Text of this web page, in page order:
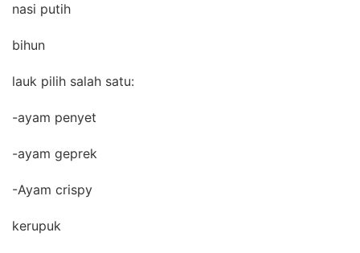
nasi putih
bihun
lauk pilih salah satu:
-ayam penyet
-ayam geprek
-Ayam crispy
kerupuk